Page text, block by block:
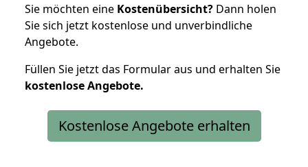
Sie möchten eine Kostenübersicht? Dann holen
Sie sich jetzt kostenlose und unverbindliche
Angebote.
Füllen Sie jetzt das Formular aus und erhalten Sie
kostenloseAngebote.
Kostenlose Angebote erhalten